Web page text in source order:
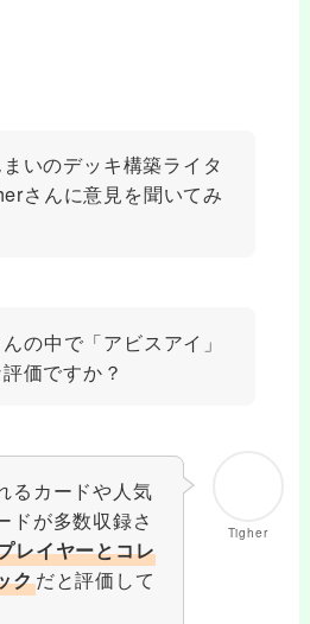
いのデッキ構築ライタ
さんに意見を聞いてみ
の中で「アビスアイ」
価ですか？
Tigher
るカードや人気
ドが多数収録さ
レイヤーとコレ
クだと評価して